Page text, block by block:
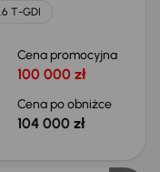
T-GDI
Cena promocyjna
100 000 zł
Cena po obniżce
104 000 zł